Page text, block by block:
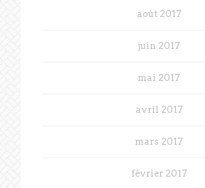
août 2017
juin 2017
mai 2017
avril 2017
mars 2017
février 2017